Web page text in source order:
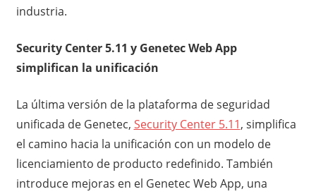
industria.
Security Center 5.11 y Genetec Web App
simplifican la unificación
La última versión de la plataforma de seguridad
unificada de Genetec, Security Center 5.11, simplifica
el camino hacia la unificación con un modelo de
licenciamiento de producto redefinido. También
introduce mejoras en el Genetec Web App, una